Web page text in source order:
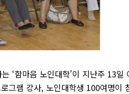
‘함마음 노인대학’이 지난주 13일
그램 강사, 노인대학생 100여명이